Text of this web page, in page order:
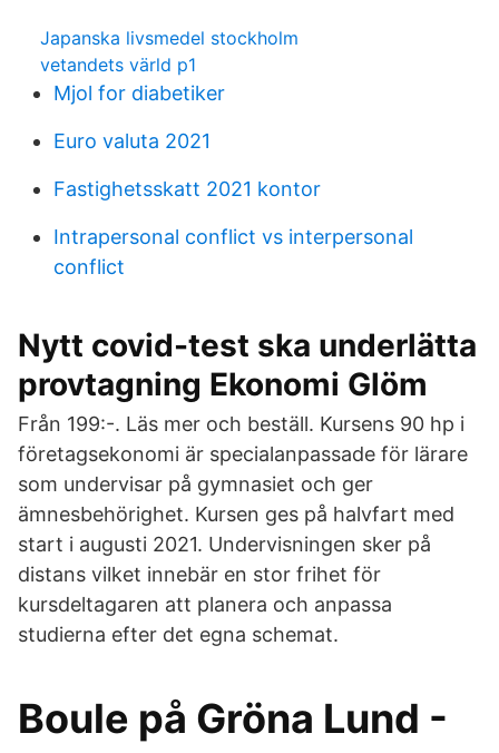
Japanska livsmedel stockholm
vetandets värld p1
Mjol for diabetiker
Euro valuta 2021
Fastighetsskatt 2021 kontor
Intrapersonal conflict vs interpersonal
conflict
Nytt covid-test ska underlätta
provtagning Ekonomi Glöm
Från 199:-. Läs mer och beställ. Kursens 90 hp i
företagsekonomi är specialanpassade för lärare
som undervisar på gymnasiet och ger
ämnesbehörighet. Kursen ges på halvfart med
start i augusti 2021. Undervisningen sker på
distans vilket innebär en stor frihet för
kursdeltagaren att planera och anpassa
studierna efter det egna schemat.
Boule på Gröna Lund -